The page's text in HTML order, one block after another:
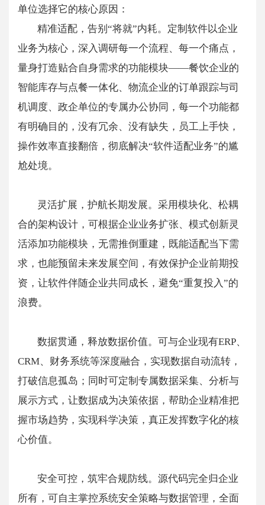
单位选择它的核心原因：
精准适配，告别“将就”内耗。定制软件以企业
业务为核心，深入调研每一个流程、每一个痛点，
量身打造贴合自身需求的功能模块——餐饮企业的
智能库存与点餐一体化、物流企业的订单跟踪与司
机调度、政企单位的专属办公协同，每一个功能都
有明确目的，没有冗余、没有缺失，员工上手快，
操作效率直接翻倍，彻底解决“软件适配业务”的尴
尬处境。
灵活扩展，护航长期发展。采用模块化、松耦
合的架构设计，可根据企业业务扩张、模式创新灵
活添加功能模块，无需推倒重建，既能适配当下需
求，也能预留未来发展空间，有效保护企业前期投
资，让软件伴随企业共同成长，避免“重复投入”的
浪费。
数据贯通，释放数据价值。可与企业现有ERP、
CRM、财务系统等深度融合，实现数据自动流转，
打破信息孤岛；同时可定制专属数据采集、分析与
展示方式，让数据成为决策依据，帮助企业精准把
握市场趋势，实现科学决策，真正发挥数字化的核
心价值。
安全可控，筑牢合规防线。源代码完全归企业
所有，可自主掌控系统安全策略与数据管理，全面